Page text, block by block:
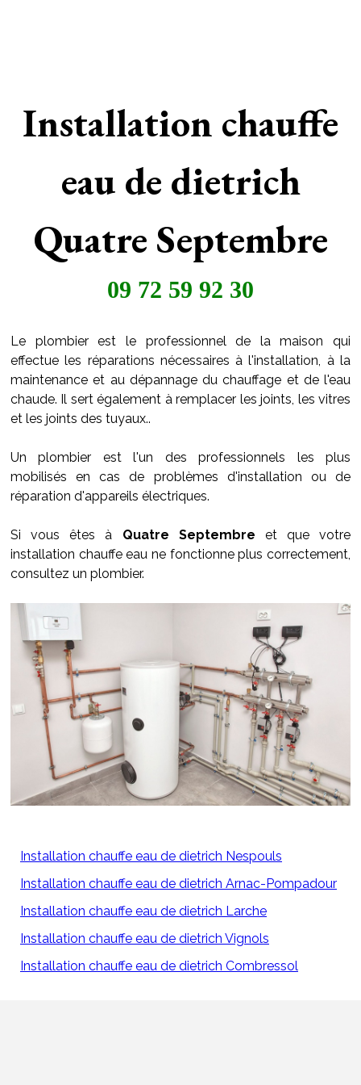
Installation chauffe
eau de dietrich
Quatre Septembre
09 72 59 92 30
Le plombier est le professionnel de la maison qui
effectue les réparations nécessaires à l'installation, à la
maintenance et au dépannage du chauffage et de l'eau
chaude. Il sert également à remplacer les joints, les vitres
et les joints des tuyaux..
Un plombier est l'un des professionnels les plus
mobilisés en cas de problèmes d'installation ou de
réparation d'appareils électriques.
Si vous êtes à Quatre Septembre et que votre
installation chauffe eau ne fonctionne plus correctement,
consultez un plombier.
Installation chauffe eau de dietrich Nespouls
Installation chauffe eau de dietrich Arnac-Pompadour
Installation chauffe eau de dietrich Larche
Installation chauffe eau de dietrich Vignols
Installation chauffe eau de dietrich Combressol